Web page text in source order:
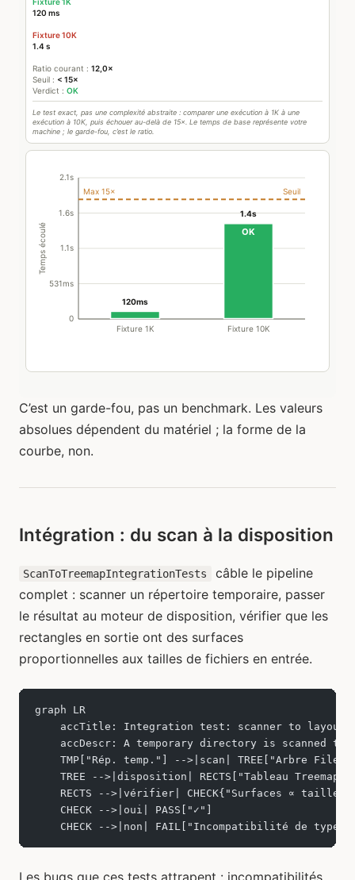
C’est un garde-fou, pas un benchmark. Les valeurs
absolues dépendent du matériel ; la forme de la
courbe, non.
Intégration : du scan à la disposition
ScanToTreemapIntegrationTests
câble le pipeline
complet : scanner un répertoire temporaire, passer
le résultat au moteur de disposition, vérifier que les
rectangles en sortie ont des surfaces
proportionnelles aux tailles de fichiers en entrée.
graph LR
accTitle: Integration test: scanner to layout
accDescr: A temporary directory is scanned to
TMP["Rép. temp."] -->|scan| TREE["Arbre
TREE -->|disposition| RECTS["Tableau
RECTS -->|vérifier| CHECK{"Surfaces ∝ tailles
    CHECK -->|oui| PASS["✓"]
CHECK -->|non| FAIL["Incompatibilité de type
Les bugs que ces tests attrapent : incompatibilités